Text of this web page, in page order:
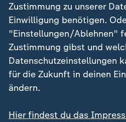
Zustimmung zu unserer
Einwilligung benötigen.
"Einstellungen/Ablehnen"
Zustimmung gibst und
Datenschutzeinstellungen
für die Zukunft in deinen
ändern.
Hier findest du das